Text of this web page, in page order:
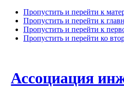
Пропустить и перейти к
Пропустить и перейти к
Пропустить и перейти к
Пропустить и перейти ко
Ассоциация